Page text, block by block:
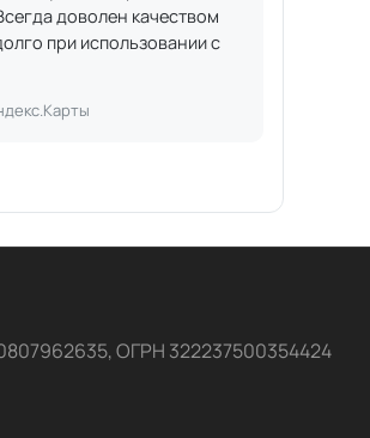
доволен качеством
при использовании с
ОГРН 322237500354424